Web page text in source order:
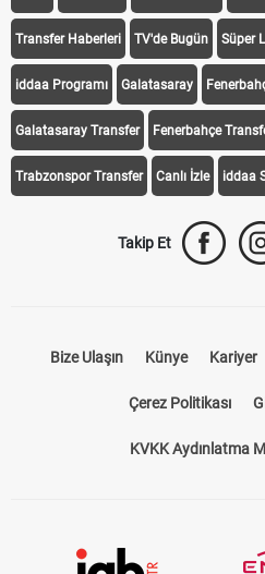
iddaa Canlı Skor Puan Durumu
Transfer Haberleri TV'de Bugün Süper
iddaa Programı Galatasaray
Galatasaray Transfer Fenerbahçe
Trabzonspor Transfer Canlı İzle iddaa